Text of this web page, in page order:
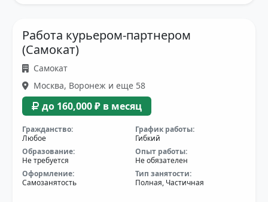
Работа курьером-партнером
(Самокат)
Самокат
Москва, Воронеж и еще 58
до 160,000 ₽ в месяц
Гражданство:
Любое
График работы:
Гибкий
Образование:
Не требуется
Опыт работы:
Не обязателен
Оформление:
Самозанятость
Тип занятости:
Полная, Частичная